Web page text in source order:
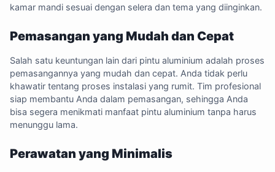
kamar mandi sesuai dengan selera dan tema yang diinginkan.
Pemasangan yang Mudah dan Cepat
Salah satu keuntungan lain dari pintu aluminium adalah proses
pemasangannya yang mudah dan cepat. Anda tidak perlu
khawatir tentang proses instalasi yang rumit. Tim profesional
siap membantu Anda dalam pemasangan, sehingga Anda
bisa segera menikmati manfaat pintu aluminium tanpa harus
menunggu lama.
Perawatan yang Minimalis